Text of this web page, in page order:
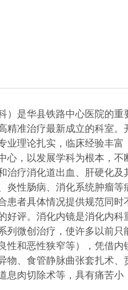
）是华县铁路中心医院的
精准治疗最新成立的科室
业理论扎实，临床经验丰富
心，以发展学科为根本，
治疗消化道出血、肝硬化
炎性肠病、消化系统肿瘤
患者具体情况提供规范同
好评。消化内镜是消化内
列微创治疗，使许多以前
性和恶性狭窄等），凭借
物、食管静脉曲张套扎术
息肉切除术等，具有痛苦小